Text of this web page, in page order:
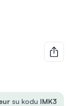
su kodu IMK3